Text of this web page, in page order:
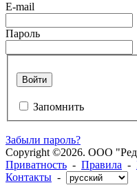
E-mail
Пароль
Войти
Запомнить
Забыли пароль?
Copyright ©2026. ООО
Приватность - Правила -
Контакты -